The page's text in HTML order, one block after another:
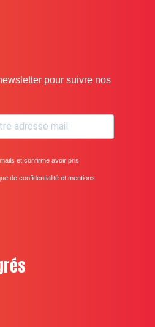
pour suivre nos
et confirme avoir pris
de confidentialité et mentions